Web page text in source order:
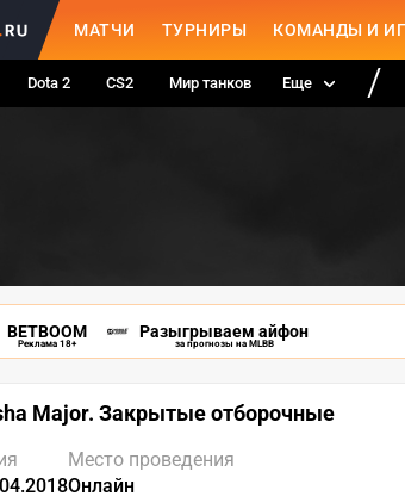
МАТЧИ ТУРНИРЫ КОМАНДЫ И
Dota 2 CS2 Мир танков Еще
BETBOOM
Реклама 18+
Разыгрываем айфон
за прогнозы на MLBB
Major. Закрытые отборочные
Место проведения
Онлайн